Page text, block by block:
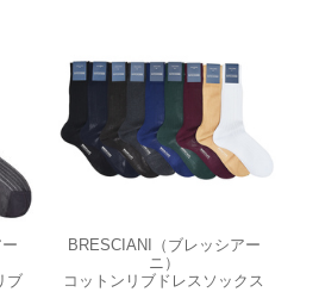
ブ
BRESCIANI（ブレッシアー
ニ）
コットンリブドレスソックス